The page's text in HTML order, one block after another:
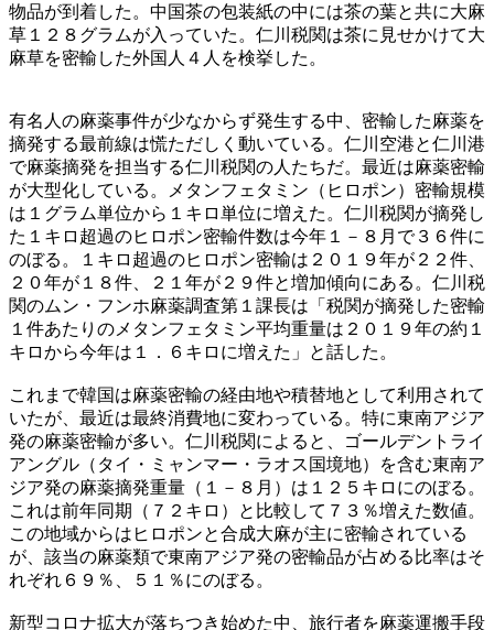
物品が到着した。中国茶の包装紙の中には茶の葉と共に大麻
草１２８グラムが入っていた。仁川税関は茶に見せかけて大
麻草を密輸した外国人４人を検挙した。
有名人の麻薬事件が少なからず発生する中、密輸した麻薬を
摘発する最前線は慌ただしく動いている。仁川空港と仁川港
で麻薬摘発を担当する仁川税関の人たちだ。最近は麻薬密輸
が大型化している。メタンフェタミン（ヒロポン）密輸規模
は１グラム単位から１キロ単位に増えた。仁川税関が摘発し
た１キロ超過のヒロポン密輸件数は今年１－８月で３６件に
のぼる。１キロ超過のヒロポン密輸は２０１９年が２２件、
２０年が１８件、２１年が２９件と増加傾向にある。仁川税
関のムン・フンホ麻薬調査第１課長は「税関が摘発した密輸
１件あたりのメタンフェタミン平均重量は２０１９年の約１
キロから今年は１．６キロに増えた」と話した。
これまで韓国は麻薬密輸の経由地や積替地として利用されて
いたが、最近は最終消費地に変わっている。特に東南アジア
発の麻薬密輸が多い。仁川税関によると、ゴールデントライ
アングル（タイ・ミャンマー・ラオス国境地）を含む東南ア
ジア発の麻薬摘発重量（１－８月）は１２５キロにのぼる。
これは前年同期（７２キロ）と比較して７３％増えた数値。
この地域からはヒロポンと合成大麻が主に密輸されている
が、該当の麻薬類で東南アジア発の密輸品が占める比率はそ
れぞれ６９％、５１％にのぼる。
新型コロナ拡大が落ちつき始めた中、旅行者を麻薬運搬手段